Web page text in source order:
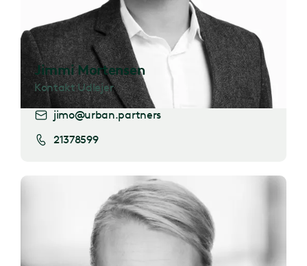
Jimmi Mortensen
Kontakt Udlejer
jimo@urban.partners
21378599